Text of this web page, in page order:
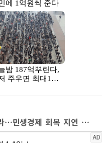
한은 "생활물가, 4년새 19% 올라…민생경제 회복 지연 우려"